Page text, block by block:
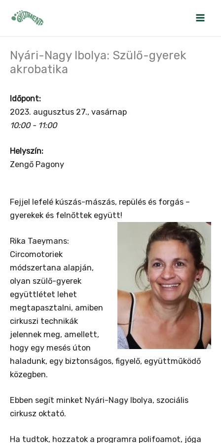
Nyári-Nagy Ibolya: Szülő-gyerek
akrobatika
Időpont:
2023. augusztus 27., vasárnap
10:00 - 11:00
Helyszín:
Zengő Pagony
Fejjel lefelé kúszás-mászás, repülés és forgás –
gyerekek és felnőttek együtt!
Rika Taeymans:
Circomotoriek
módszertana alapján,
olyan szülő-gyerek
együttlétet lehet
megtapasztalni, amiben
cirkuszi technikák
jelennek meg, amellett,
hogy egy mesés úton
haladunk, egy biztonságos, figyelő, együttműködő
közegben.
Ebben segít minket Nyári-Nagy Ibolya, szociális
cirkusz oktató.
Ha tudtok, hozzatok a programra polifoamot, jóga